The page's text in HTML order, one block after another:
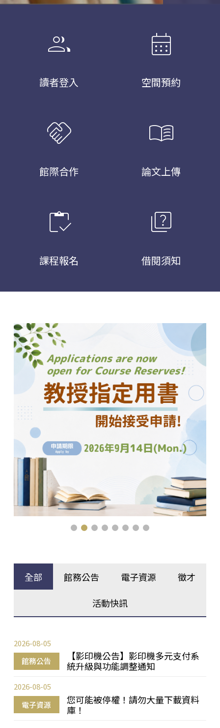
group
讀者登入
calendar_month
空間預約
handshake
館際合作
menu_book
論文上傳
inventory
課程報名
quiz
借閱須知
全部 館務公告 電子資源 徵才
活動快訊
館務公告
【影印機公告】影印機多元支付系
統升級與功能調整通知
2026-08-05
電子資源
您可能被停權！請勿大量下載資料
庫！
2026-08-05